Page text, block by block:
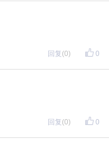
0
回复 (0)
0
回复 (0)